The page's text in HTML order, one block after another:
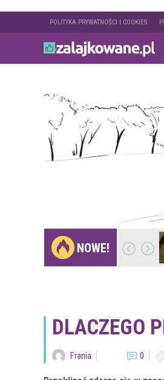
POLITYKA PRYWATNOŚCI I COOKIES
NOWE!
Gdzie pojechać na
weekend z naturą w…
DLACZEGO
Frania 0